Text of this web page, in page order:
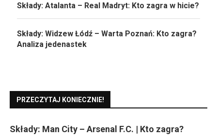
Składy: Atalanta – Real Madryt: Kto zagra w hicie?
Składy: Widzew Łódź – Warta Poznań: Kto zagra?
Analiza jedenastek
PRZECZYTAJ KONIECZNIE!
Składy: Man City – Arsenal F.C. | Kto zagra?